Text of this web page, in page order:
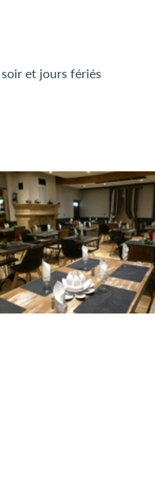
et jours fériés